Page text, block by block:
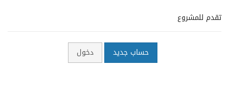
تقدم للمشروع
حساب جديد دخول